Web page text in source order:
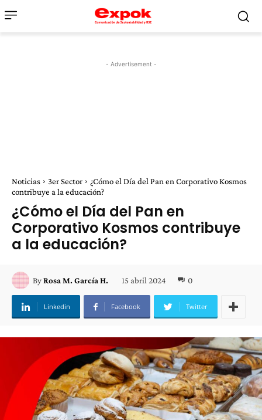
- Advertisement -
Noticias 3er Sector
¿Cómo el Día del Pan en Corporativo Kosmos
contribuye a la educación?
¿Cómo el Día del Pan en
Corporativo Kosmos contribuye
a la educación?
ByRosa M. García H. 15 abril 2024 0
Linkedin Facebook Twitter